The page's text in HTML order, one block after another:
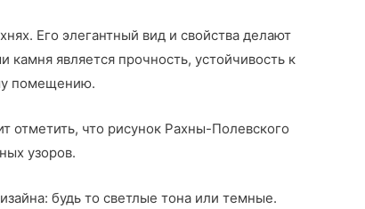
Его элегантный вид и свойства делают
является прочность, устойчивость к
помещению.
отметить, что рисунок Рахны-Полевского
узоров.
будь то светлые тона или темные.